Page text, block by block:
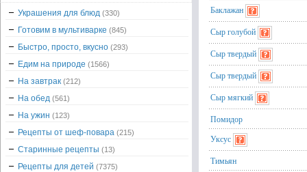
Баклажан
Сыр голубой
Сыр твердый
Сыр твердый
Сыр мягкий
Помидор
Уксус
Тимьян
Украшения для блюд (330)
Готовим в мультиварке (845)
Быстро, просто, вкусно (293)
Едим на природе (1566)
На завтрак (212)
На обед (561)
На ужин (123)
Рецепты от шеф-повара (215)
Старинные рецепты (13)
Рецепты для детей (7375)